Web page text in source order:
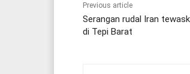
Previous article
Serangan rudal Iran
di Tepi Barat